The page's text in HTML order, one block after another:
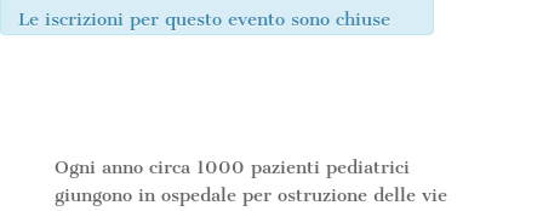
Le iscrizioni per questo evento sono chiuse
Ogni anno circa 1000 pazienti pediatrici
giungono in ospedale per ostruzione delle vie